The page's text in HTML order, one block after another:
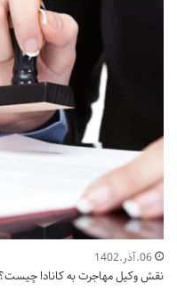
06.آذر.1402
نقش وکیل مهاجرت به کانادا چیست؟